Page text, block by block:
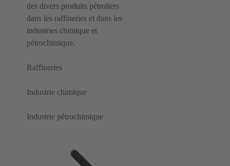
des divers produits pétroliers
dans les raffineries et dans les
industries chimique et
pétrochimique.
Raffineries
Industrie chimique
Industrie pétrochimique